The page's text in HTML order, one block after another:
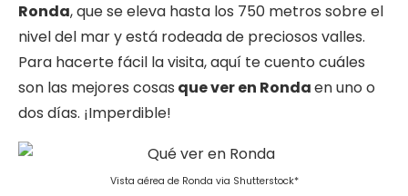
Ronda, que se eleva hasta los 750 metros sobre el
nivel del mar y está rodeada de preciosos valles.
Para hacerte fácil la visita, aquí te cuento cuáles
son las mejores cosas que ver en Rondaen uno o
dos días. ¡Imperdible!
Vista aérea de Ronda via Shutterstock*